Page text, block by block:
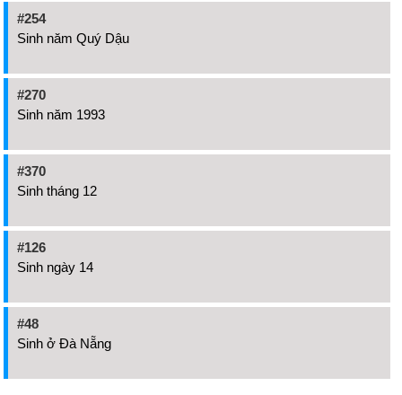
#254
Sinh năm Quý Dậu
#270
Sinh năm 1993
#370
Sinh tháng 12
#126
Sinh ngày 14
#48
Sinh ở Đà Nẵng